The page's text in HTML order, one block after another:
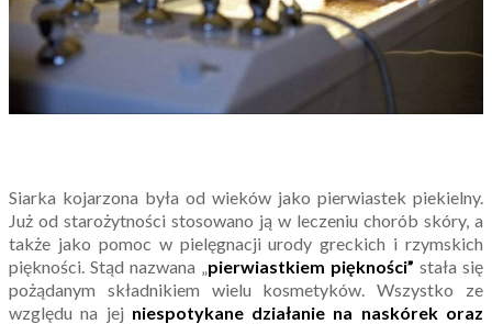
Siarka kojarzona była od wieków jako pierwiastek piekielny.
Już od starożytności stosowano ją w leczeniu chorób skóry, a
także jako pomoc w pielęgnacji urody greckich i rzymskich
piękności. Stąd nazwana „pierwiastkiem piękności” stała się
pożądanym składnikiem wielu kosmetyków. Wszystko ze
względu na jej niespotykane działanie na naskórek oraz